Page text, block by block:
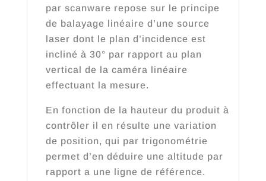
par scanware repose sur le principe
de balayage linéaire d’une source
laser dont le plan d’incidence est
incliné à 30° par rapport au plan
vertical de la caméra linéaire
effectuant la mesure.
En fonction de la hauteur du produit à
contrôler il en résulte une variation
de position, qui par trigonométrie
permet d’en déduire une altitude par
rapport a une ligne de référence.